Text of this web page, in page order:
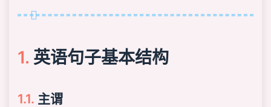
英语句子基本结构
主谓